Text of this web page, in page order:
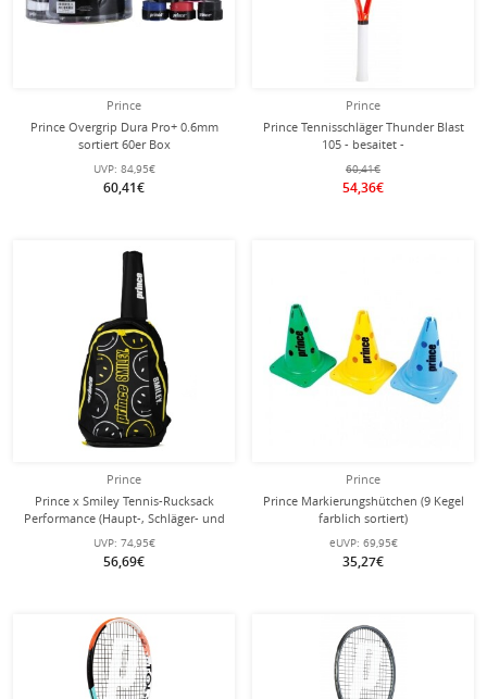
Prince
Prince Overgrip Dura Pro+ 0.6mm
sortiert 60er Box
UVP: 84,95€
60,41€
Prince
Prince Tennisschläger Thunder Blast
105 - besaitet -
60,41€
54,36€
Prince
Prince x Smiley Tennis-Rucksack
Performance (Haupt-, Schläger- und
UVP: 74,95€
56,69€
Prince
Prince Markierungshütchen (9 Kegel
farblich sortiert)
eUVP: 69,95€
35,27€